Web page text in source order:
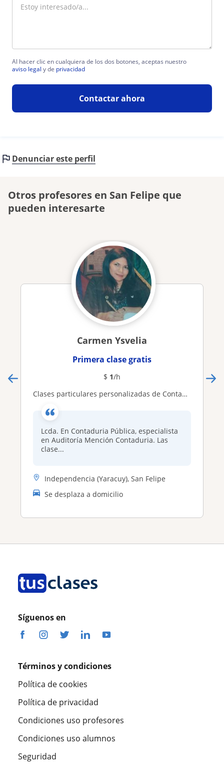
Al hacer clic en cualquiera de los dos botones, aceptas nuestro
aviso legal y de privacidad
Contactar ahora
Denunciar este perfil
Otros profesores en San Felipe que
pueden interesarte
Carmen Ysvelia
Primera clase gratis
$ 1/h
Clases particulares personalizadas de Contabilidad
Lcda. En Contaduria Pública, especialista
en Auditoría Mención Contaduria. Las
clase...
Independencia (Yaracuy), San Felipe
Se desplaza a domicilio
Síguenos en
Términos y condiciones
Política de cookies
Política de privacidad
Condiciones uso profesores
Condiciones uso alumnos
Seguridad